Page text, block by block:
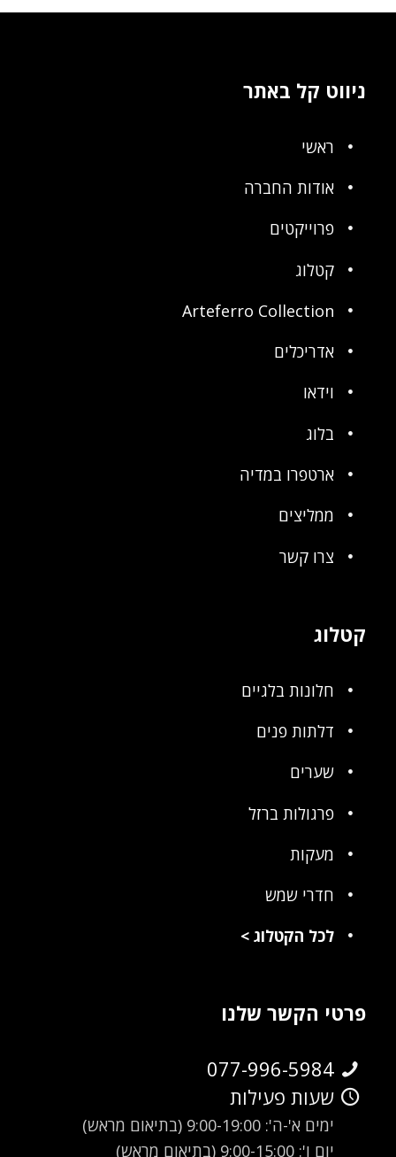
ניווט קל באתר
ראשי
אודות החברה
פרוייקטים
קטלוג
Arteferro Collection
אדריכלים
וידאו
בלוג
ארטפרו במדיה
ממליצים
צרו קשר
קטלוג
חלונות בלגיים
דלתות פנים
שערים
פרגולות ברזל
מעקות
חדרי שמש
לכל הקטלוג>
פרטי הקשר שלנו
077-996-5984
שעות פעילות
ימים א'-ה': 9:00-19:00 (בתיאום מראש)
יום ו': 9:00-15:00 (בתיאום מראש)